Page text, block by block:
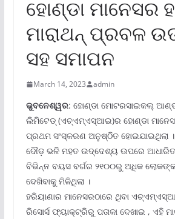
ହୋଣ୍ଡା ମାନେସର
ମାରାଥନ୍ ପ୍ରବଳ
ସହ ସମାପନ
March 14, 2023 admin
ଭୁବନେଶ୍ୱର: ହୋଣ୍ଡା ମୋଟରସାଇକଲ୍
ଲିମିଟେଡ୍ (ଏଚ୍‌ଏମ୍‌ଏସ୍‌ଆଇ)ର ହୋଣ୍ଡା
ପ୍ରଥମ ସଂସ୍କରଣ ଅନୁଷ୍ଠିତ ହୋଇଯାଇଥିଲା
ଦୌଡ଼ ଭଳି ମହତ ଉଦ୍ଦେଶ୍ୟ ଉପରେ ଆଧାରିତ
ବିଭିନ୍ନ ବୟସ ବର୍ଗର ୨୧୦୦ରୁ ଅଧିକ
ଦେଖିବାକୁ ମିଳିଥିଲା ।
ହରିୟାଣାର ମାନେସରଠାରେ ଥିବା
ରିସୋର୍ସ ଫ୍ୟାକ୍ଟ୍ରିରୁ ପତାକା ଦେଖାଇ , ଏହି